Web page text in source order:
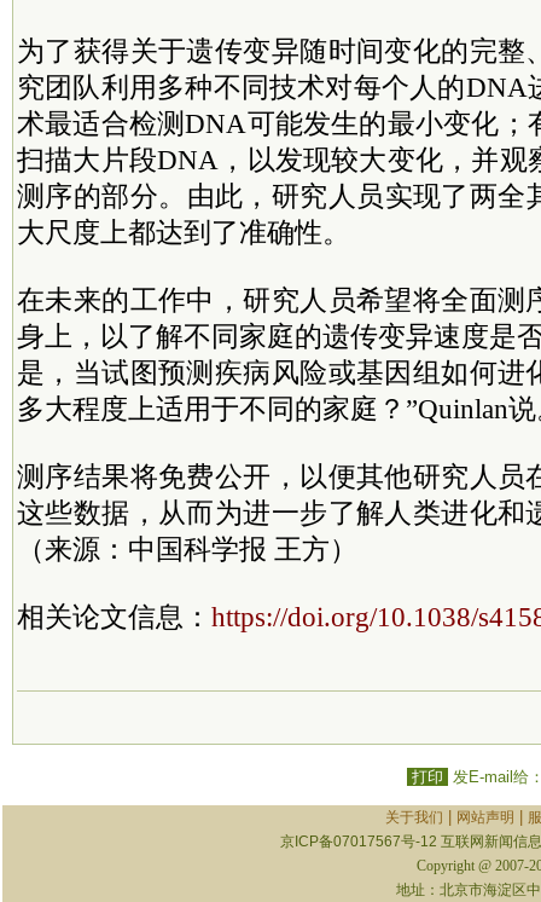
为了获得关于遗传变异随时间变化的完整
究团队利用多种不同技术对每个人的DNA
术最适合检测DNA可能发生的最小变化；
扫描大片段DNA，以发现较大变化，并观
测序的部分。由此，研究人员实现了两
大尺度上都达到了准确性。
在未来的工作中，研究人员希望将全面测
身上，以了解不同家庭的遗传变异速度是
是，当试图预测疾病风险或基因组如何进
多大程度上适用于不同的家庭？”Quinlan
测序结果将免费公开，以便其他研究人员
这些数据，从而为进一步了解人类进化和
（来源：中国科学报 王方）
相关论文信息： https://doi.org/10.1038/
打印 发E-mail给
关于我们 网站声明
京ICP备07017567号-12 互联网新闻信
Copyright @ 2007-
地址：北京市海淀区